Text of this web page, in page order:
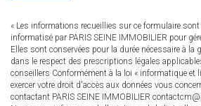
« Les informations recueillies sur ce formulaire
informatisé par PARIS SEINE IMMOBILIER pour
Elles sont conservées pour la durée nécessaire à la
dans le respect des prescriptions légales
conseillers Conformément à la loi « informatique et
exercer votre droit d'accès aux données vous
contactant PARIS SEINE IMMOBILIER